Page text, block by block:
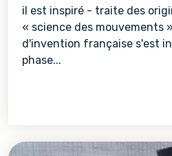
il est inspiré - traite des
« science des mouvements
d'invention française s'est
phase...